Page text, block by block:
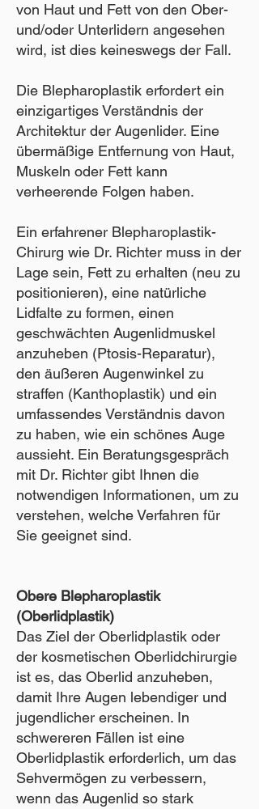
von Haut und Fett von den Ober-
und/oder Unterlidern angesehen
wird, ist dies keineswegs der Fall.
Die Blepharoplastik erfordert ein
einzigartiges Verständnis der
Architektur der Augenlider. Eine
übermäßige Entfernung von Haut,
Muskeln oder Fett kann
verheerende Folgen haben.
Ein erfahrener Blepharoplastik-
Chirurg wie Dr. Richter muss in der
Lage sein, Fett zu erhalten (neu zu
positionieren), eine natürliche
Lidfalte zu formen, einen
geschwächten Augenlidmuskel
anzuheben (Ptosis-Reparatur),
den äußeren Augenwinkel zu
straffen (Kanthoplastik) und ein
umfassendes Verständnis davon
zu haben, wie ein schönes Auge
aussieht. Ein Beratungsgespräch
mit Dr. Richter gibt Ihnen die
notwendigen Informationen, um zu
verstehen, welche Verfahren für
Sie geeignet sind.
Obere Blepharoplastik
(Oberlidplastik)
Das Ziel der Oberlidplastik oder
der kosmetischen Oberlidchirurgie
ist es, das Oberlid anzuheben,
damit Ihre Augen lebendiger und
jugendlicher erscheinen. In
schwereren Fällen ist eine
Oberlidplastik erforderlich, um das
Sehvermögen zu verbessern,
wenn das Augenlid so stark